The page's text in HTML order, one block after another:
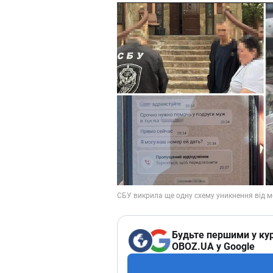
Будьте першими у
OBOZ.UA у Google